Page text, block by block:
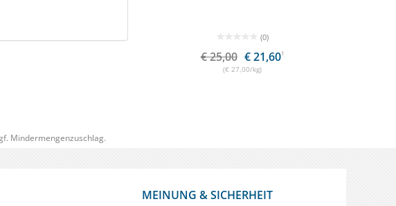
(0)
€ 25,00 € 21,601
(€ 27,00/kg)
Mindermengenzuschlag.
MEINUNG & SICHERHEIT